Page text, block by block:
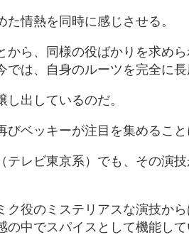
情熱を同時に感じさせる。
ら、同様の役ばかりを求め
は、自身のルーツを完全に長
出しているのだ。
ベッキーが注目を集めること
レビ東京系）でも、その演
役のミステリアスな演技か
中でスパイスとして機能して